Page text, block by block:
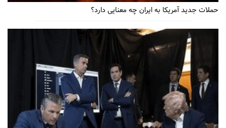
حملات جدید آمریکا به ایران چه معنایی دارد؟